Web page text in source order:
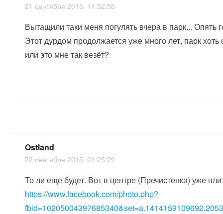
21 сентября 2015, 11:52:55
Вытащили таки меня погулять вчера в парк...
Этот дурдом продолжается уже много лет, парк
или это мне так везёт?
Ostland
22 сентября 2015, 01:25:29
То ли еще будет. Вот в центре (Пречистенка) уже
https://www.facebook.com/photo.php?